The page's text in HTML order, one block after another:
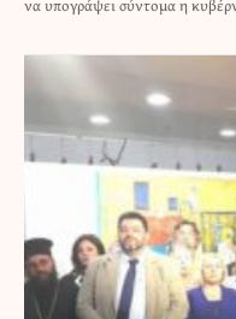
να υπογράψει σύντομα η